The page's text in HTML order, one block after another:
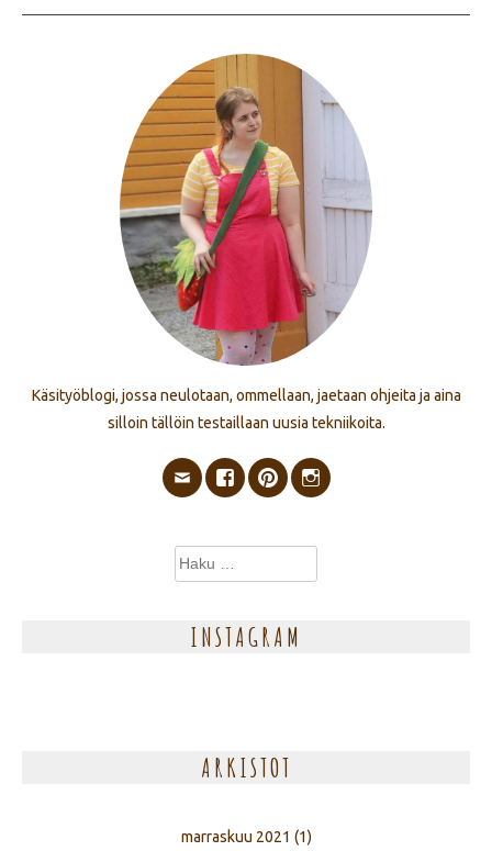
Käsityöblogi, jossa neulotaan, ommellaan, jaetaan ohjeita ja aina
silloin tällöin testaillaan uusia tekniikoita.
Haku:
INSTAGRAM
ARKISTOT
marraskuu 2021 (1)